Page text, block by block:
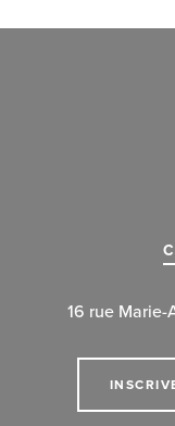
16 rue